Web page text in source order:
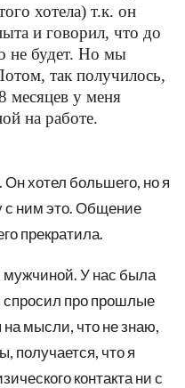
хотела) т.к. он
и говорил, что до
не будет. Но мы
так получилось,
месяцев у меня
на работе.
хотел большего, но я
с ним это. Общение
прекратила.
мужчиной. У нас была
про прошлые
мысли, что не знаю,
получается, что я
контакта ни с